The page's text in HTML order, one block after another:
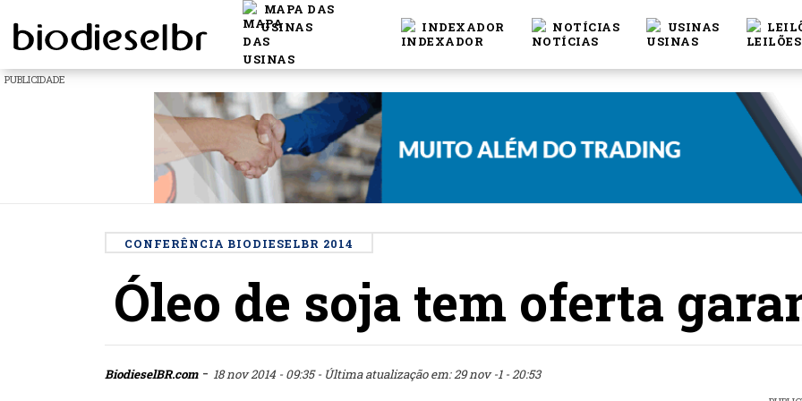
MAPA DAS
USINAS
INDEXADOR NOTÍCIAS USINAS
PUBLICIDADE
CONFERÊNCIA BIODIESELBR 2014
Óleo de soja tem oferta
BiodieselBR.com- 18 nov 2014 - 09:35- Última atualização em: 29 nov -1 - 20:53